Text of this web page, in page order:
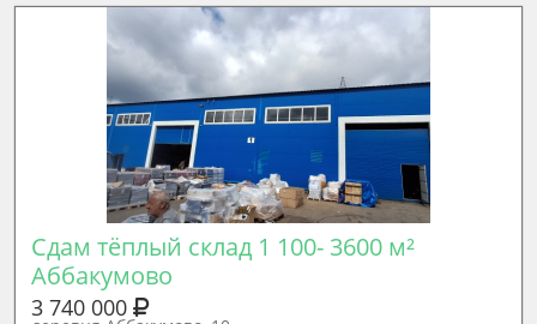
Сдам тёплый склад 1 100- 3600 м²
Аббакумово
3 740 000